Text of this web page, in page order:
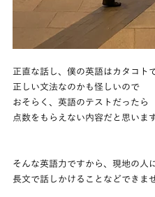
正直な話し、僕の英語はカタコト
正しい文法なのかも怪しいので
おそらく、英語のテストだったら
点数をもらえない内容だと思いま
そんな英語力ですから、現地の人
長文で話しかけることなどできま